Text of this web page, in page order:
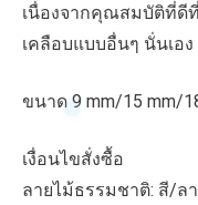
เนื่องจากคุณสมบัติที่ดี
เคลือบแบบอื่นๆ นั่นเอง
ขนาด 9 mm/15 mm/
เงื่อนไขสั่งซื้อ
ลายไม้ธรรมชาติ: สี/ล